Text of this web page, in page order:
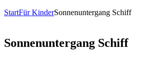
StartFür KinderSonnenuntergang Schiff
Sonnenuntergang Schiff